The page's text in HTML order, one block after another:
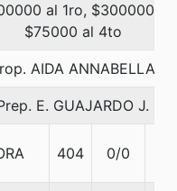
al 1ro, $300000
$75000 al 4to
AIDA ANNABELLA
E. GUAJARDO J.
404 0/0